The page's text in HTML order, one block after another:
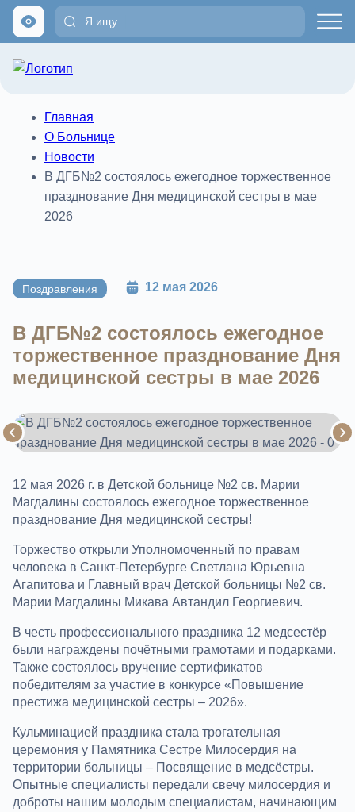
Главная
О Больнице
Новости
В ДГБ№2 состоялось ежегодное торжественное
празднование Дня медицинской сестры в мае
2026
Поздравления 12 мая 2026
В ДГБ№2 состоялось ежегодное
торжественное празднование Дня
медицинской сестры в мае 2026
12 мая 2026 г. в Детской больнице №2 св. Марии
Магдалины состоялось ежегодное торжественное
празднование Дня медицинской сестры!
Торжество открыли Уполномоченный по правам
человека в Санкт-Петербурге Светлана Юрьевна
Агапитова и Главный врач Детской больницы №2 св.
Марии Магдалины Микава Автандил Георгиевич.
В честь профессионального праздника 12 медсестёр
были награждены почётными грамотами и подарками.
Также состоялось вручение сертификатов
победителям за участие в конкурсе «Повышение
престижа медицинской сестры – 2026».
Кульминацией праздника стала трогательная
церемония у Памятника Сестре Милосердия на
территории больницы – Посвящение в медсёстры.
Опытные специалисты передали свечу милосердия и
доброты нашим молодым специалистам, начинающим